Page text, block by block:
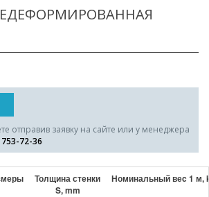
отправив заявку на сайте или у менеджера
72-36
Толщина стенки
S, mm
Номинальный веc 1 м,